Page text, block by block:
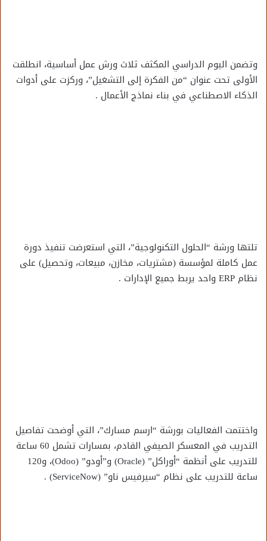
وتضمن اليوم الدراسي المكثف ثلاث ورش عمل أساسية، انطلقت
الأولى تحت عنوان “من الفكرة إلى التشغيل”، وركزت على أدوات
الذكاء الاصطناعي في بناء نماذج الأعمال .
تلتها ورشة “الحلول التكنولوجية”، التي استعرضت تنفيذ دورة
عمل كاملة لمؤسسة (مشتريات، مخازن، مبيعات، وتحصيل) على
نظام ERP واحد يربط جميع الإدارات .
واختتمت الفعاليات بورشة “ارسم مسارك”، التي أوضحت تفاصيل
التدريب في المعسكر الصيفي القادم، بمسارات تشمل 60 ساعة
للتدريب على أنظمة “أوراكل” (Oracle) و”أودو” (Odoo)، و120
ساعة للتدريب على نظام “سيرفيس ناو” (ServiceNow) .